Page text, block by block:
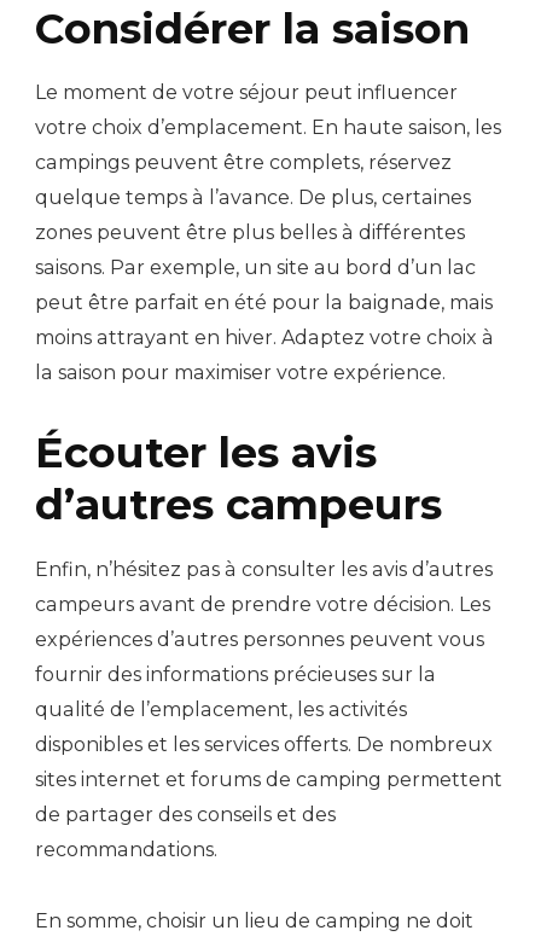
Considérer la saison
Le moment de votre séjour peut influencer
votre choix d’emplacement. En haute saison, les
campings peuvent être complets, réservez
quelque temps à l’avance. De plus, certaines
zones peuvent être plus belles à différentes
saisons. Par exemple, un site au bord d’un lac
peut être parfait en été pour la baignade, mais
moins attrayant en hiver. Adaptez votre choix à
la saison pour maximiser votre expérience.
Écouter les avis
d’autres campeurs
Enfin, n’hésitez pas à consulter les avis d’autres
campeurs avant de prendre votre décision. Les
expériences d’autres personnes peuvent vous
fournir des informations précieuses sur la
qualité de l’emplacement, les activités
disponibles et les services offerts. De nombreux
sites internet et forums de camping permettent
de partager des conseils et des
recommandations.
En somme, choisir un lieu de camping ne doit